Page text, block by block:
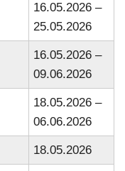
16.05.2026 –
25.05.2026
16.05.2026 –
09.06.2026
18.05.2026 –
06.06.2026
18.05.2026